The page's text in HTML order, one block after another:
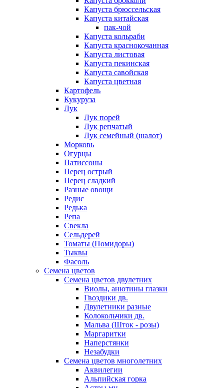
Капуста брюссельская
Капуста китайская
пак-чой
Капуста кольраби
Капуста краснокочанная
Капуста листовая
Капуста пекинская
Капуста савойская
Капуста цветная
Картофель
Кукуруза
Лук
Лук порей
Лук репчатый
Лук семейный (шалот)
Морковь
Огурцы
Патиссоны
Перец острый
Перец сладкий
Разные овощи
Редис
Редька
Репа
Свекла
Сельдерей
Томаты (Помидоры)
Тыквы
Фасоль
Семена цветов
Семена цветов двулетних
Виолы, анютины глазки
Гвоздики дв.
Двулетники разные
Колокольчики дв.
Мальва (Шток - розы)
Маргаритки
Наперстянки
Незабудки
Семена цветов многолетних
Аквилегии
Альпийская горка